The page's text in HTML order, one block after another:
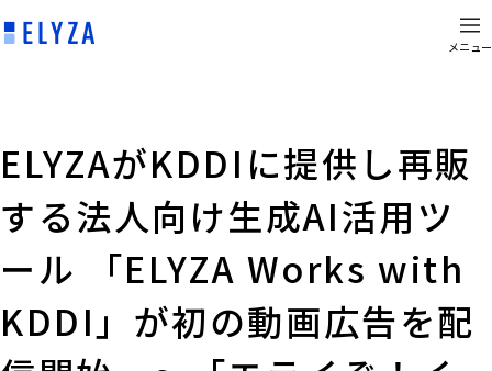
メニュー
ELYZAがKDDIに提供し再販
する法人向け生成AI活用ツ
ール 「ELYZA Works with
KDDI」が初の動画広告を配